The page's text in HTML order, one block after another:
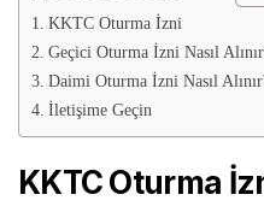
KKTC Oturma İzni
Geçici Oturma İzni Nasıl
Daimi Oturma İzni Nasıl
İletişime Geçin
KKTC Oturma